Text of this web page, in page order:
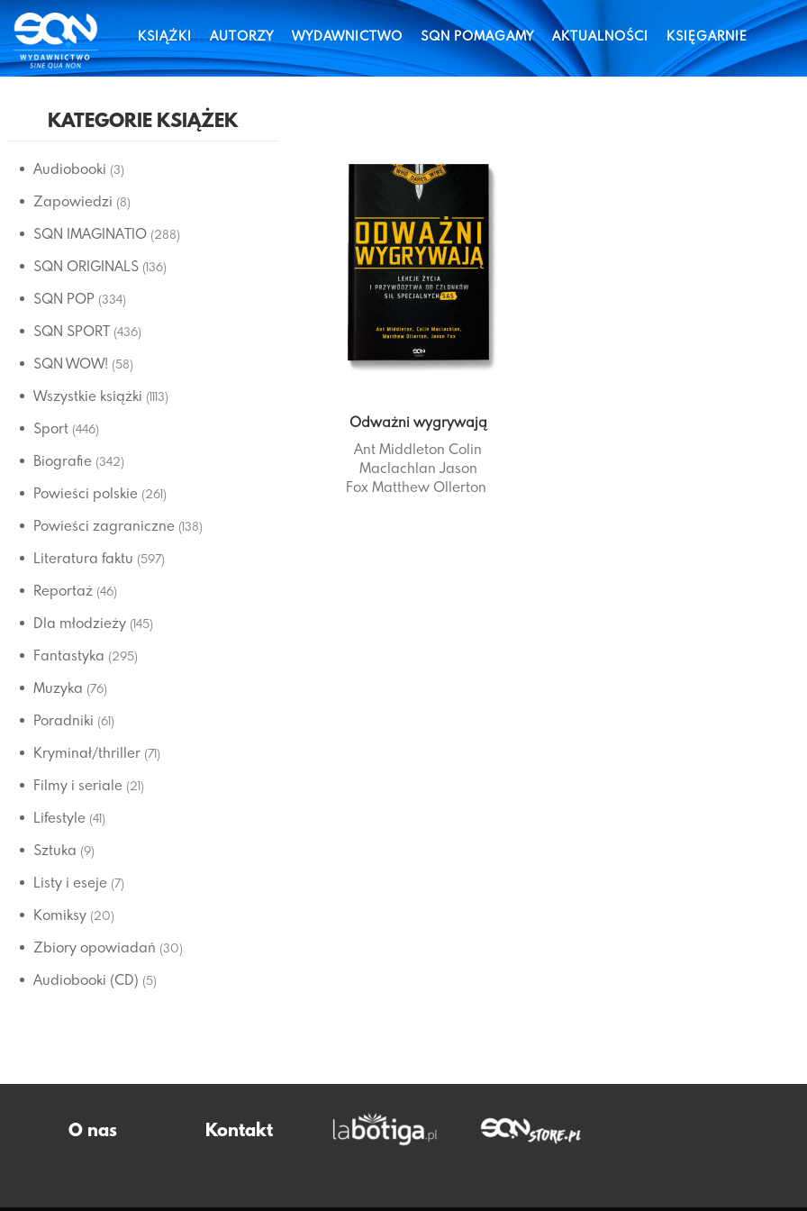
KSIĄŻKI AUTORZY WYDAWNICTWO SQN POMAGAMY AKTUALNOŚCI KSIĘGARNIE
KATEGORIE KSIĄŻEK
Audiobooki (3)
Zapowiedzi (8)
SQN IMAGINATIO (288)
SQN ORIGINALS (136)
SQN POP (334)
SQN SPORT (436)
SQN WOW! (58)
Wszystkie książki (1113)
Sport (446)
Biografie (342)
Powieści polskie (261)
Powieści zagraniczne (138)
Literatura faktu (597)
Reportaż (46)
Dla młodzieży (145)
Fantastyka (295)
Muzyka (76)
Poradniki (61)
Kryminał/thriller (71)
Filmy i seriale (21)
Lifestyle (41)
Sztuka (9)
Listy i eseje (7)
Komiksy (20)
Zbiory opowiadań (30)
Audiobooki (CD) (5)
Odważni wygrywają
Ant Middleton Colin
Maclachlan Jason
Fox Matthew Ollerton
O nas Kontakt